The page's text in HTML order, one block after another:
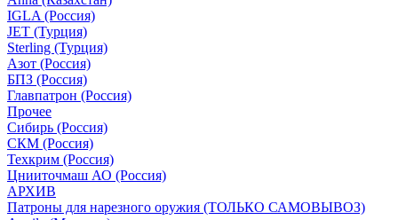
IGLA (Россия)
JET (Турция)
Sterling (Турция)
Азот (Россия)
БПЗ (Россия)
Главпатрон (Россия)
Прочее
Сибирь (Россия)
СКМ (Россия)
Техкрим (Россия)
Цнииточмаш АО (Россия)
АРХИВ
Патроны для нарезного оружия (ТОЛЬКО САМОВЫВОЗ)